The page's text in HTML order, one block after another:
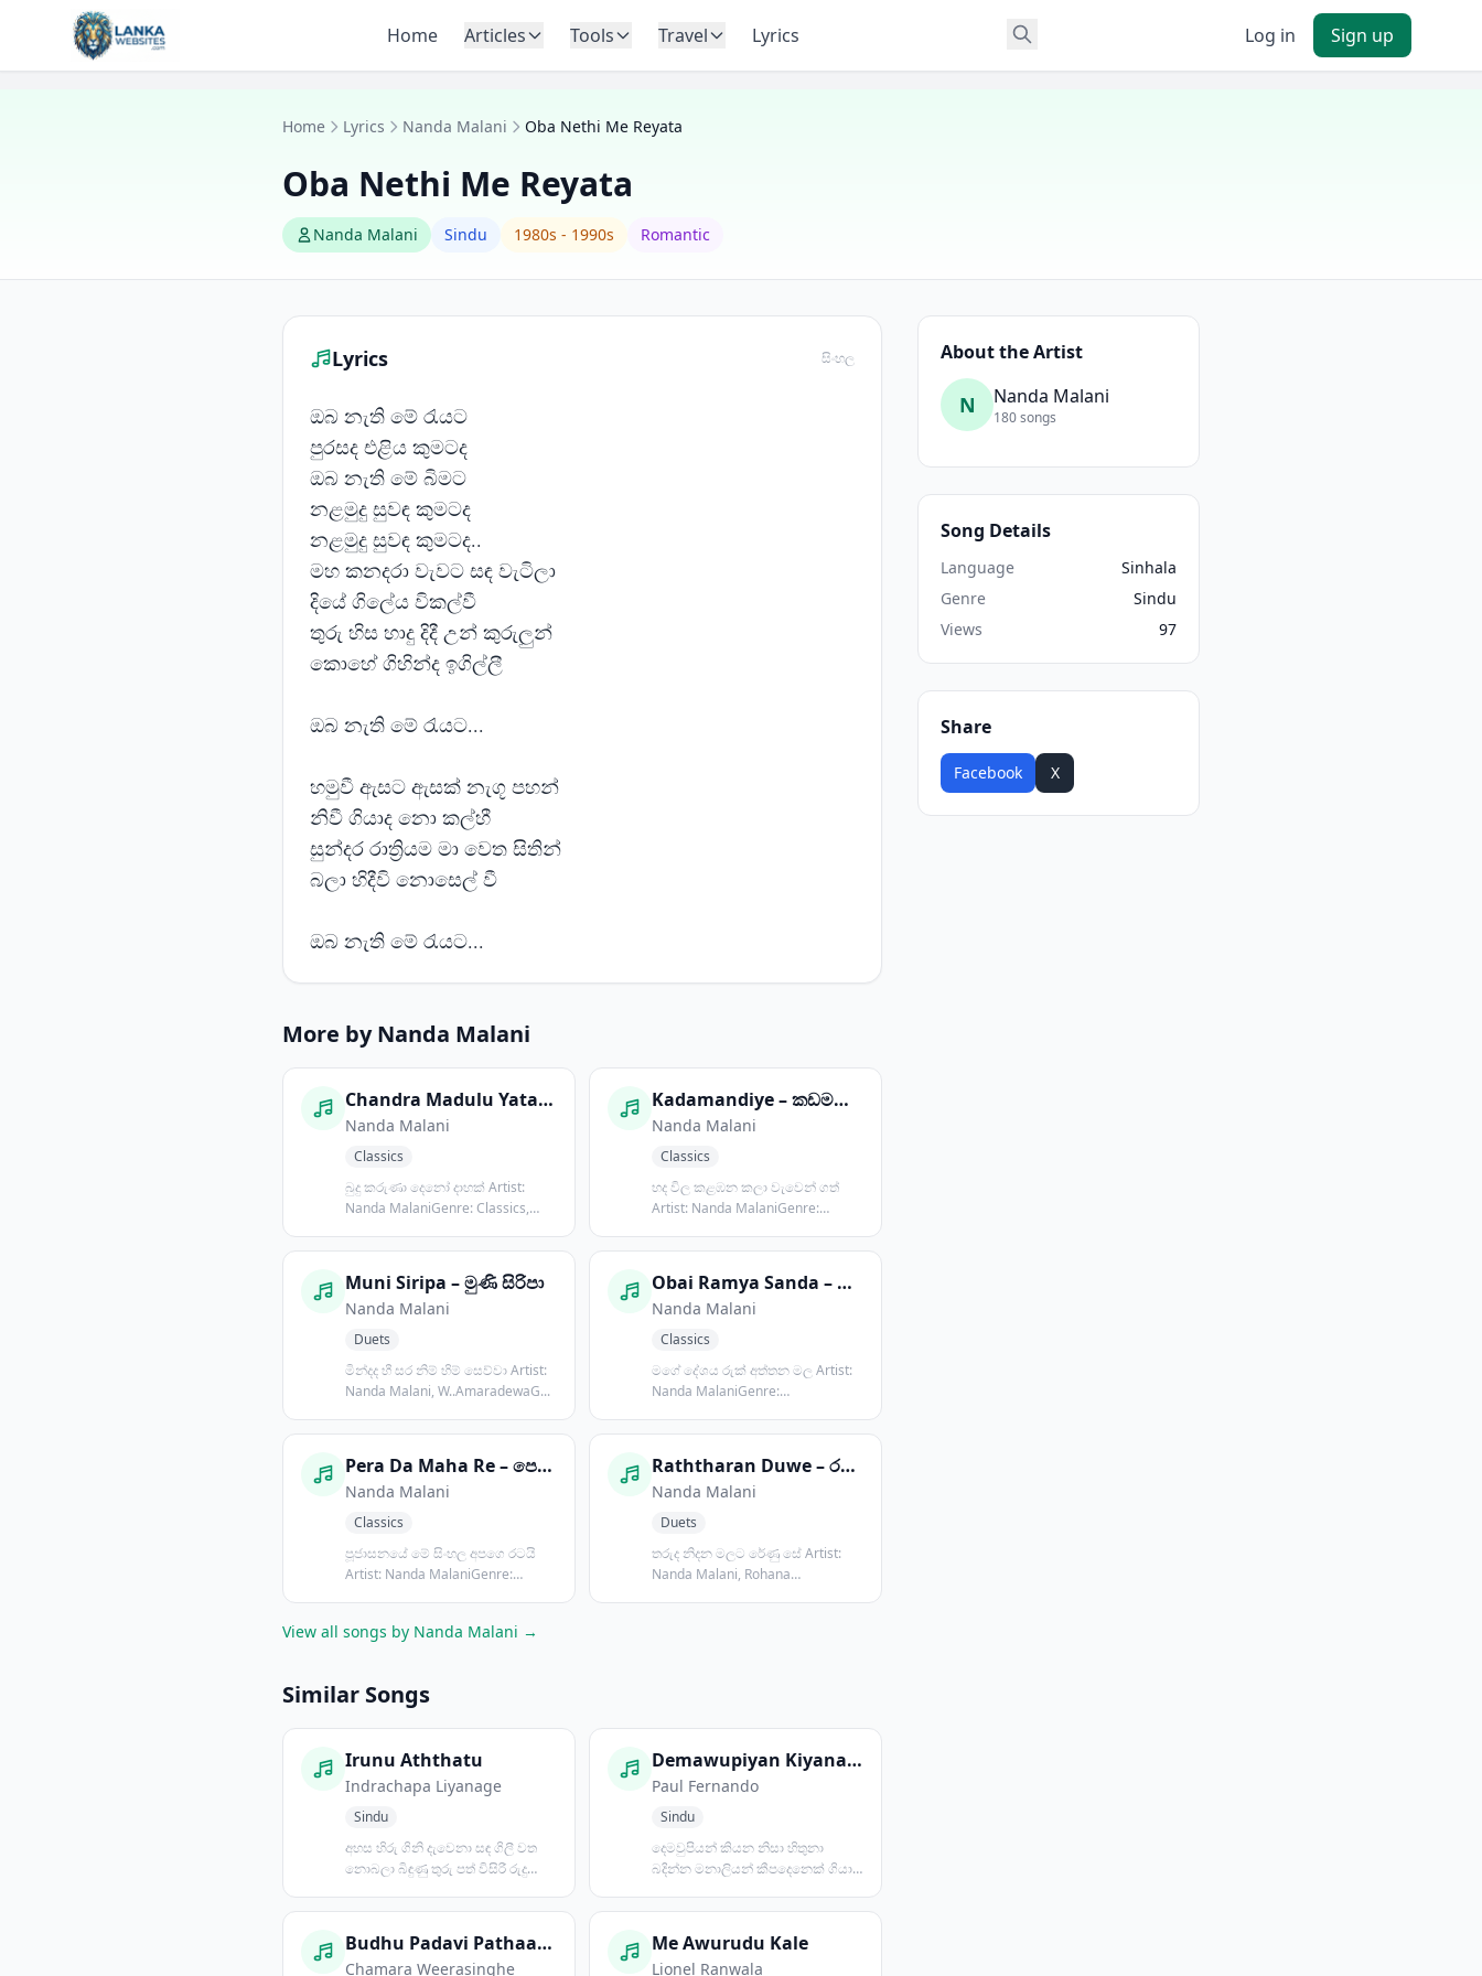
Skip to content
Home Articles Tools Travel Lyrics Log in Sign up
Home Lyrics Nanda Malani Oba Nethi Me Reyata
Oba Nethi Me Reyata
Nanda Malani Sindu 1980s - 1990s Romantic
Lyrics සිංහල
ඔබ නැති මේ රැයට
පුරසද එළිය කුමටද
ඔබ නැති මේ බිමට
නළමුදු සුවඳ කුමටද
නළමුදු සුවඳ කුමටද..
මහ කනදරා වැවට සඳ වැටිලා
දියේ ගිලේය විකල්වී
තුරු හිස හාදු දිදී උන් කුරුලුන්
කොහේ ගිහින්ද ඉගිල්ලී
ඔබ නැති මේ රැයට...
හමුවී ඇසට ඇසක් නැගූ පහන්
නිවී ගියාද නො කල්හී
සුන්දර රාත්‍රියම මා වෙත සිතින්
බලා හිදීවි නොසෙල් වී
ඔබ නැති මේ රැයට...
More by Nanda Malani
Chandra Madulu Yata – චන්ද්‍රමඬුළු යට
Nanda Malani
Classics
බුදු කරුණා දෙනෝ දාහක් Artist:
Nanda MalaniGenre: Classics,
Kadamandiye – කඩමණ්ඩියේ
Nanda Malani
Classics
හද විල කළඹන කලා වැවෙන් ගත්
Artist: Nanda MalaniGenre:
Muni Siripa – මුණි සිරිපා
Nanda Malani
Duets
මින්දද හී සර නිම් හිම් සෙව්වා Artist:
Nanda Malani, W..AmaradewaG...
Obai Ramya Sanda – ඔබයි රම්‍ය සඳ කිරණ
Nanda Malani
Classics
මගේ දේශය රුක් අත්තන මල Artist:
Nanda MalaniGenre:
Pera Da Maha Re – පෙරදා මහ රෑ
Nanda Malani
Classics
පූජාසනයේ මේ සිංහල අපගෙ රටයි
Artist: Nanda MalaniGenre:
Raththaran Duwe – රත්තරන් දුවේ
Nanda Malani
Duets
තරුද නිදන මලට රේණු සේ Artist:
Nanda Malani, Rohana
View all songs by Nanda Malani →
Similar Songs
Irunu Aththatu
Indrachapa Liyanage
Sindu
අහස හිරු ගිනි දැවෙනා සඳ ගිලී වත
නොබලා බිඳුණු තුරු පත් විසිරී රුදු
Demawupiyan Kiyana Nisa
Paul Fernando
Sindu
දෙමවුපියන් කියන නිසා හිතුනා
බදින්න මනාලියන් කීපදෙනෙක් ගියා
Budhu Padavi Pathaagena
Chamara Weerasinghe
Me Awurudu Kale
Lionel Ranwala
About the Artist
N Nanda Malani
180 songs
Song Details
Language
Sinhala
Genre
Sindu
Views
97
Share
Facebook X